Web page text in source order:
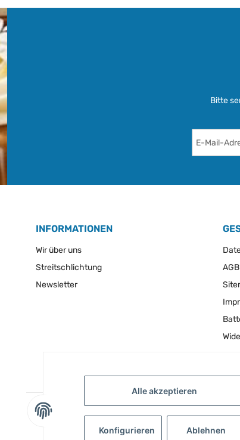
Alle akzeptieren
Konfigurieren Ablehnen
Bitte
INFORMATIONEN
Wir über uns
Streitschlichtung
Newsletter
AGB